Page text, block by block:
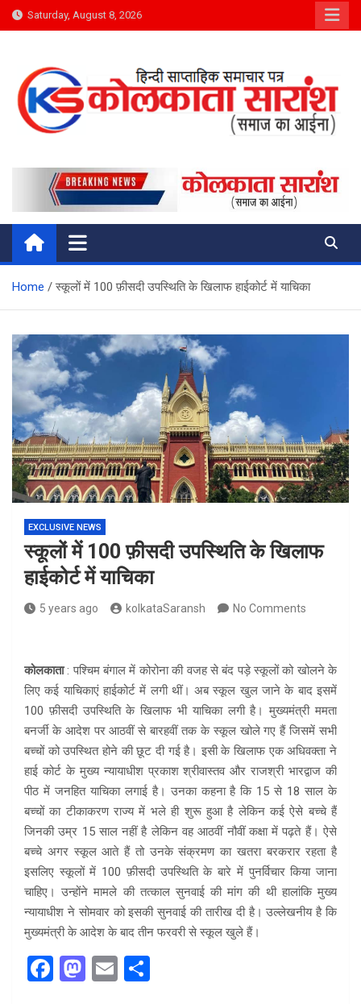
Skip
to
Saturday, August 8, 2026
Kolkata Saransh News
समाज का आईना
Home स्कूलों में 100 फ़ीसदी उपस्थिति के खिलाफ हाईकोर्ट में याचिका
EXCLUSIVE NEWS
स्कूलों में 100 फ़ीसदी उपस्थिति के खिलाफ
हाईकोर्ट में याचिका
5 years ago kolkataSaransh No Comments
कोलकाता: पश्चिम बंगाल में कोरोना की वजह से बंद पड़े स्कूलों को खोलने के
लिए कई याचिकाएं हाईकोर्ट में लगी थीं। अब स्कूल खुल जाने के बाद इसमें
100 फ़ीसदी उपस्थिति के खिलाफ भी याचिका लगी है। मुख्यमंत्री ममता
बनर्जी के आदेश पर आठवीं से बारहवीं तक के स्कूल खोले गए हैं जिसमें सभी
बच्चों को उपस्थित होने की छूट दी गई है। इसी के खिलाफ एक अधिवक्ता ने
हाई कोर्ट के मुख्य न्यायाधीश प्रकाश श्रीवास्तव और राजश्री भारद्वाज की
पीठ में जनहित याचिका लगाई है। उनका कहना है कि 15 से 18 साल के
बच्चों का टीकाकरण राज्य में भले ही शुरू हुआ है लेकिन कई ऐसे बच्चे हैं
जिनकी उम्र 15 साल नहीं है लेकिन वह आठवीं नौवीं कक्षा में पढ़ते हैं। ऐसे
बच्चे अगर स्कूल आते हैं तो उनके संक्रमण का खतरा बरकरार रहता है
इसलिए स्कूलों में 100 फ़ीसदी उपस्थिति के बारे में पुनर्विचार किया जाना
चाहिए। उन्होंने मामले की तत्काल सुनवाई की मांग की थी हालांकि मुख्य
न्यायाधीश ने सोमवार को इसकी सुनवाई की तारीख दी है। उल्लेखनीय है कि
मुख्यमंत्री के आदेश के बाद तीन फरवरी से स्कूल खुले हैं।
F
M E